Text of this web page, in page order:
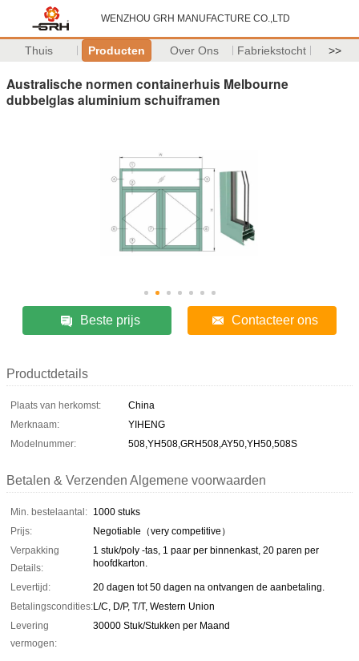
WENZHOU GRH MANUFACTURE CO.,LTD
Thuis Producten Over Ons Fabriekstocht >>
Australische normen containerhuis Melbourne
dubbelglas aluminium schuiframen
Beste prijs Contacteer ons
Productdetails
Plaats van herkomst:
China
Merknaam:
YIHENG
Modelnummer:
508,YH508,GRH508,AY50,YH50,508S
Betalen & Verzenden Algemene voorwaarden
Min. bestelaantal: 1000 stuks
Prijs:
Negotiable（very competitive）
Verpakking
Details:
1 stuk/poly -tas, 1 paar per binnenkast, 20 paren per
hoofdkarton.
Levertijd:
20 dagen tot 50 dagen na ontvangen de aanbetaling.
Betalingscondities:L/C, D/P, T/T, Western Union
Levering
vermogen:
30000 Stuk/Stukken per Maand